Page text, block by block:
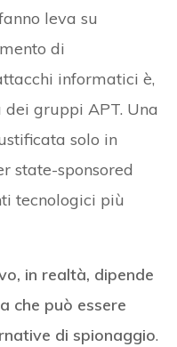
leva su
di
informatici è,
gruppi APT. Una
solo in
state-sponsored
tecnologici più
in realtà, dipende
che può essere
di spionaggio.